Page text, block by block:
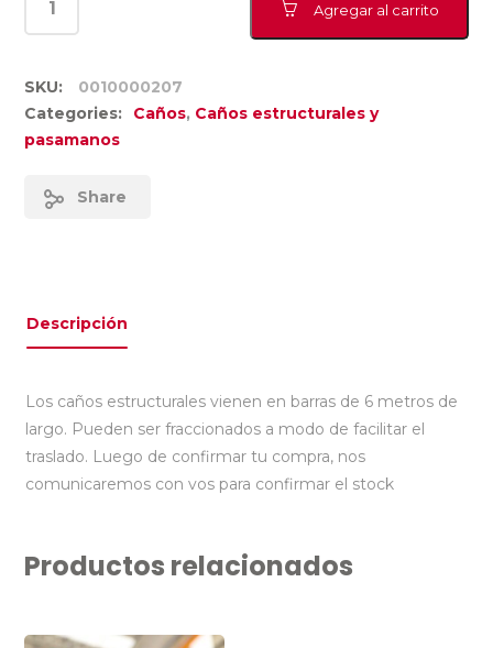
Agregar al carrito
SKU:
0010000207
Categories:
Caños, Caños estructurales y
pasamanos
Share
Descripción
Los caños estructurales vienen en barras de 6 metros de
largo. Pueden ser fraccionados a modo de facilitar el
traslado. Luego de confirmar tu compra, nos
comunicaremos con vos para confirmar el stock
Productos relacionados